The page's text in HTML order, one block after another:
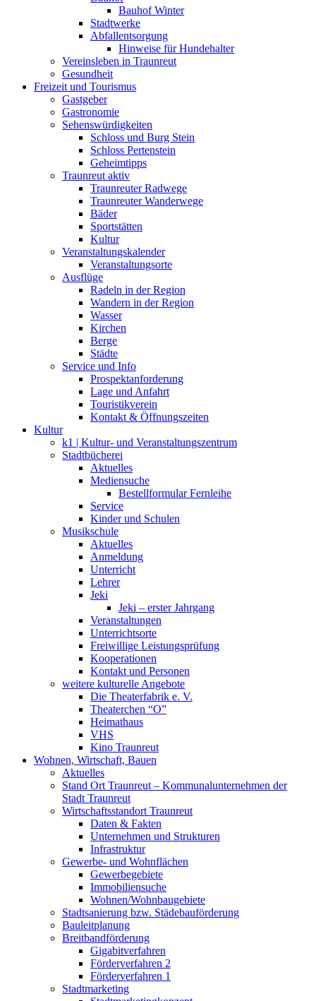
Bauhof Winter
Stadtwerke
Abfallentsorgung
Hinweise für Hundehalter
Vereinsleben in Traunreut
Gesundheit
Freizeit und Tourismus
Gastgeber
Gastronomie
Sehenswürdigkeiten
Schloss und Burg Stein
Schloss Pertenstein
Geheimtipps
Traunreut aktiv
Traunreuter Radwege
Traunreuter Wanderwege
Bäder
Sportstätten
Kultur
Veranstaltungskalender
Veranstaltungsorte
Ausflüge
Radeln in der Region
Wandern in der Region
Wasser
Kirchen
Berge
Städte
Service und Info
Prospektanforderung
Lage und Anfahrt
Touristikverein
Kontakt & Öffnungszeiten
Kultur
k1 | Kultur- und Veranstaltungszentrum
Stadtbücherei
Aktuelles
Mediensuche
Bestellformular Fernleihe
Service
Kinder und Schulen
Musikschule
Aktuelles
Anmeldung
Unterricht
Lehrer
Jeki
Jeki – erster Jahrgang
Veranstaltungen
Unterrichtsorte
Freiwillige Leistungsprüfung
Kooperationen
Kontakt und Personen
weitere kulturelle Angebote
Die Theaterfabrik e. V.
Theaterchen “O”
Heimathaus
VHS
Kino Traunreut
Wohnen, Wirtschaft, Bauen
Aktuelles
Stand Ort Traunreut – Kommunalunternehmen der
Stadt Traunreut
Wirtschaftsstandort Traunreut
Daten & Fakten
Unternehmen und Strukturen
Infrastruktur
Gewerbe- und Wohnflächen
Gewerbegebiete
Immobiliensuche
Wohnen/Wohnbaugebiete
Stadtsanierung bzw. Städebauförderung
Bauleitplanung
Breitbandförderung
Gigabitverfahren
Förderverfahren 2
Förderverfahren 1
Stadtmarketing